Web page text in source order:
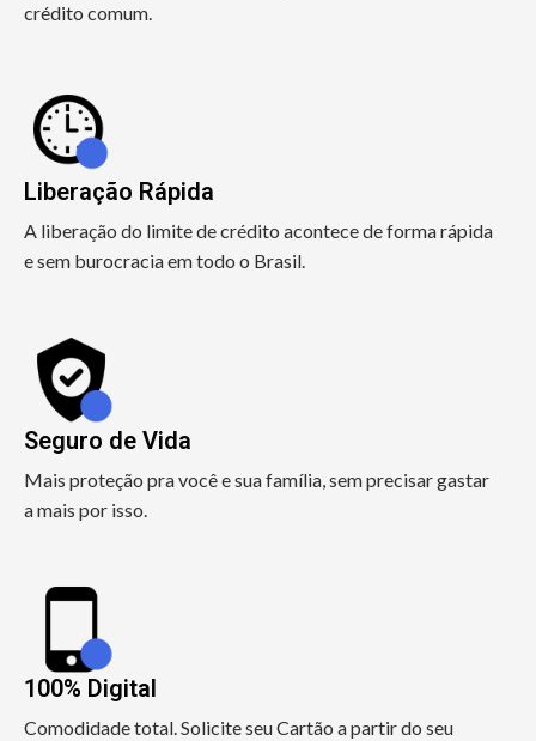
crédito comum.
Liberação Rápida
A liberação do limite de crédito acontece de forma rápida
e sem burocracia em todo o Brasil.
Seguro de Vida
Mais proteção pra você e sua família, sem precisar gastar
a mais por isso.
100% Digital
Comodidade total. Solicite seu Cartão a partir do seu